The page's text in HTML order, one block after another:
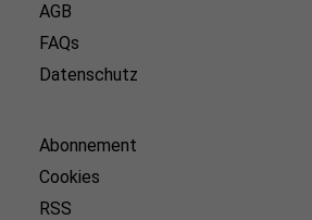
AGB
FAQs
Datenschutz
Abonnement
Cookies
RSS